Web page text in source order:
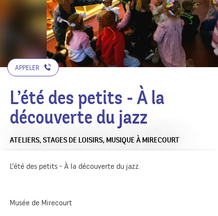
APPELER
L’été des petits - À la
découverte du jazz
ATELIERS, STAGES DE LOISIRS, MUSIQUE À MIRECOURT
L’été des petits - À la découverte du jazz.
Musée de Mirecourt